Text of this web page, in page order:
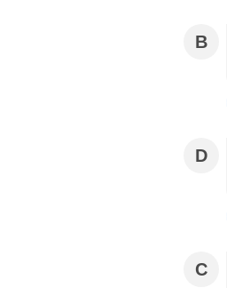
B
D
C